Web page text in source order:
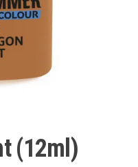
(12ml)